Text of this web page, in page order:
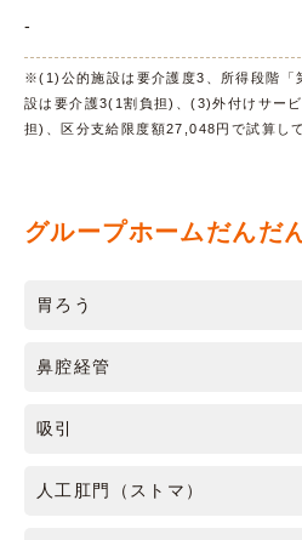
-
※(1)公的施設は要介護度3、所得段階
設は要介護3(1割負担)、(3)外付けサー
担)、区分支給限度額27,048円で試算し
グループホームだんだ
胃ろう
鼻腔経管
吸引
人工肛門（ストマ）